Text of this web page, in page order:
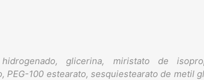
glicerina, miristato de
100 estearato, sesquiestearato de metil